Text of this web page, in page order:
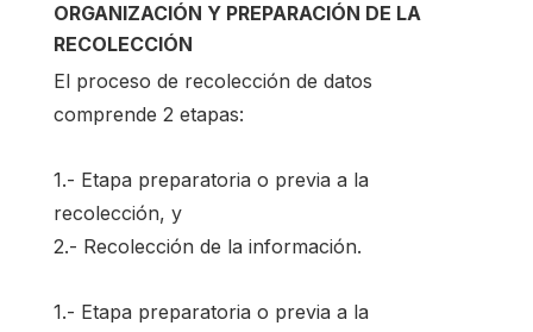
ORGANIZACIÓN Y PREPARACIÓN DE LA
RECOLECCIÓN
El proceso de recolección de datos
comprende 2 etapas:
1.- Etapa preparatoria o previa a la
recolección, y
2.- Recolección de la información.
1.- Etapa preparatoria o previa a la